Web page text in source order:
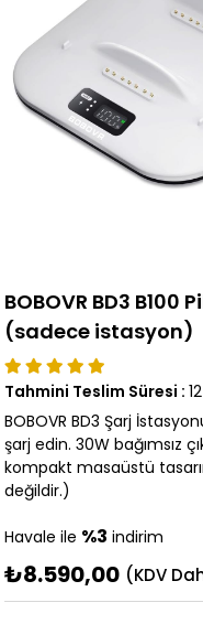
BOBOVR BD3 B100
(sadece istasyon)
Tahmini Teslim Süresi :
BOBOVR BD3 Şarj
şarj edin. 30W bağımsız
kompakt masaüstü
değildir.)
Havale ile %3 indirim
₺8.590,00 (KDV